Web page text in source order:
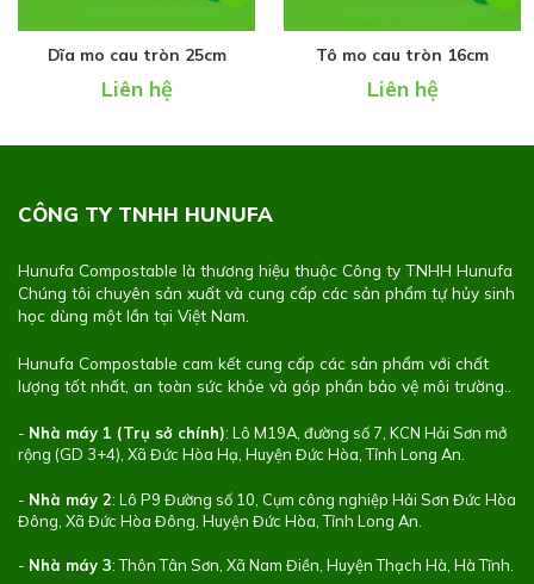
Dĩa mo cau tròn 25cm
Liên hệ
Tô mo cau tròn 16cm
Liên hệ
CÔNG TY TNHH HUNUFA
Hunufa Compostable là thương hiệu thuộc Công ty TNHH Hunufa
Chúng tôi chuyên sản xuất và cung cấp các sản phẩm tự hủy sinh
học dùng một lần tại Việt Nam.
Hunufa Compostable cam kết cung cấp các sản phẩm với chất
lượng tốt nhất, an toàn sức khỏe và góp phần bảo vệ môi trường..
- Nhà máy 1 (Trụ sở chính): Lô M19A, đường số 7, KCN Hải Sơn mở
rộng (GD 3+4), Xã Đức Hòa Hạ, Huyện Đức Hòa, Tỉnh Long An.
- Nhà máy 2: Lô P9 Đường số 10, Cụm công nghiệp Hải Sơn Đức Hòa
Đông, Xã Đức Hòa Đông, Huyện Đức Hòa, Tỉnh Long An.
- Nhà máy 3: Thôn Tân Sơn, Xã Nam Điền, Huyện Thạch Hà, Hà Tĩnh.